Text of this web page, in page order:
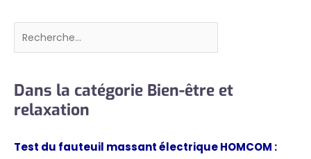
Rechercher
Dans la catégorie Bien-être et
relaxation
Test du fauteuil massant électrique HOMCOM :